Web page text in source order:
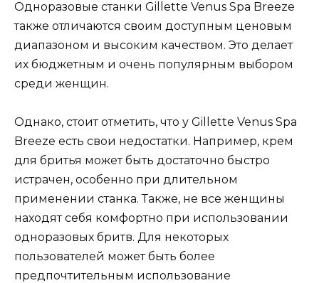
Одноразовые станки Gillette Venus Spa Breeze
также отличаются своим доступным ценовым
диапазоном и высоким качеством. Это делает
их бюджетным и очень популярным выбором
среди женщин.
Однако, стоит отметить, что у Gillette Venus Spa
Breeze есть свои недостатки. Например, крем
для бритья может быть достаточно быстро
истрачен, особенно при длительном
применении станка. Также, не все женщины
находят себя комфортно при использовании
одноразовых бритв. Для некоторых
пользователей может быть более
предпочтительным использование